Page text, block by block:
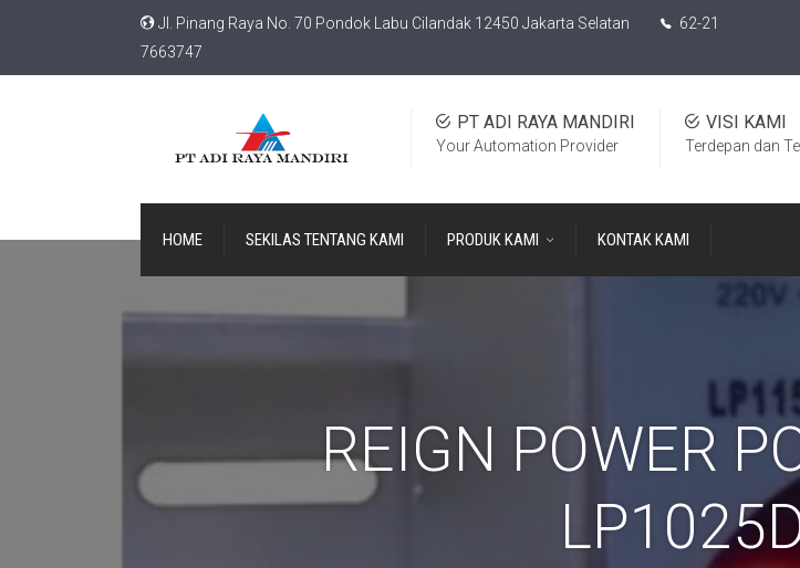
Jl. Pinang Raya No. 70 Pondok Labu Cilandak 12450 Jakarta Selatan
62-21
7663747
VISI KAMI
Terdepan dan
PT ADI RAYA MANDIRI
Your Automation Provider
HOME SEKILAS TENTANG KAMI PRODUK KAMI KONTAK KAMI
REIGN POWER